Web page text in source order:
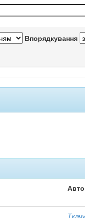
Впорядкування